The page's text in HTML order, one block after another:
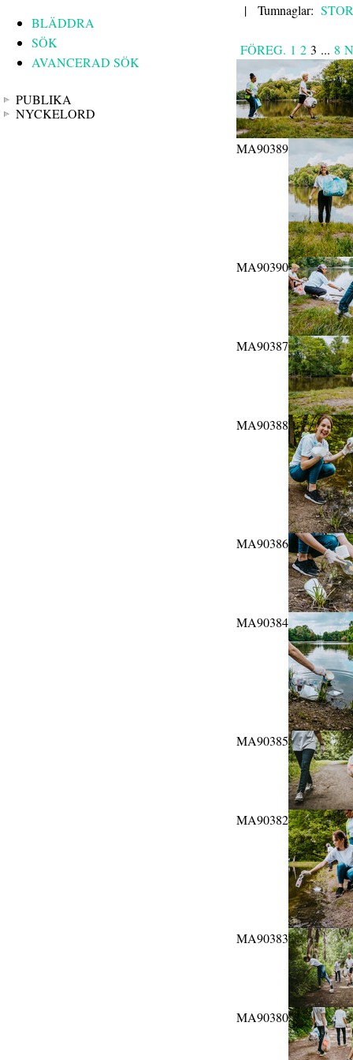
BLÄDDRA
SÖK
AVANCERAD SÖK
PUBLIKA
NYCKELORD
| Tumnaglar:
FÖREG. 1 2 3 ... 8
MA90389
MA90390
MA90387
MA90388
MA90386
MA90384
MA90385
MA90382
MA90383
MA90380